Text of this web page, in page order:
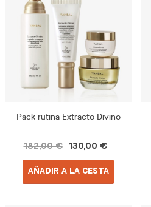
Pack rutina Extracto Divino
182,00 € 130,00 €
AÑADIR A LA CESTA